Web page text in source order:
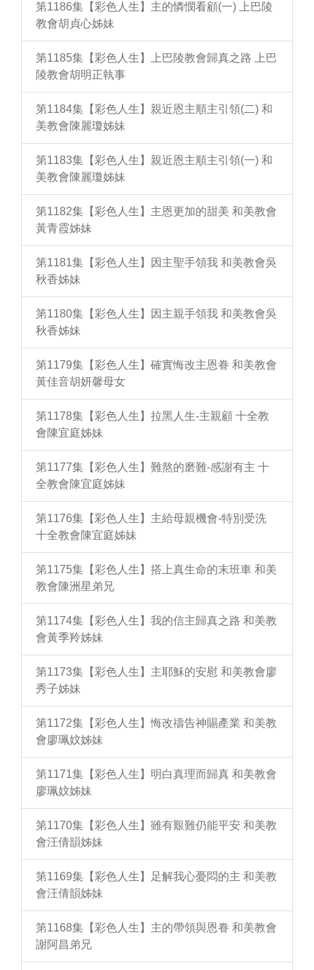
第1186集【彩色人生】主的憐憫看顧(一) 上巴陵
教會胡貞心姊妹
第1185集【彩色人生】上巴陵教會歸真之路 上巴
陵教會胡明正執事
第1184集【彩色人生】親近恩主順主引領(二) 和
美教會陳麗瓊姊妹
第1183集【彩色人生】親近恩主順主引領(一) 和
美教會陳麗瓊姊妹
第1182集【彩色人生】主恩更加的甜美 和美教會
黃青霞姊妹
第1181集【彩色人生】因主聖手領我 和美教會吳
秋香姊妹
第1180集【彩色人生】因主親手領我 和美教會吳
秋香姊妹
第1179集【彩色人生】確實悔改主恩眷 和美教會
黃佳音胡妍馨母女
第1178集【彩色人生】拉黑人生-主親顧 十全教
會陳宜庭姊妹
第1177集【彩色人生】難熬的磨難-感謝有主 十
全教會陳宜庭姊妹
第1176集【彩色人生】主給母親機會-特別受洗
十全教會陳宜庭姊妹
第1175集【彩色人生】搭上真生命的末班車 和美
教會陳洲星弟兄
第1174集【彩色人生】我的信主歸真之路 和美教
會黃季羚姊妹
第1173集【彩色人生】主耶穌的安慰 和美教會廖
秀子姊妹
第1172集【彩色人生】悔改禱告神賜產業 和美教
會廖珮妏姊妹
第1171集【彩色人生】明白真理而歸真 和美教會
廖珮妏姊妹
第1170集【彩色人生】雖有艱難仍能平安 和美教
會汪倩韻姊妹
第1169集【彩色人生】足解我心憂悶的主 和美教
會汪倩韻姊妹
第1168集【彩色人生】主的帶領與恩眷 和美教會
謝阿昌弟兄